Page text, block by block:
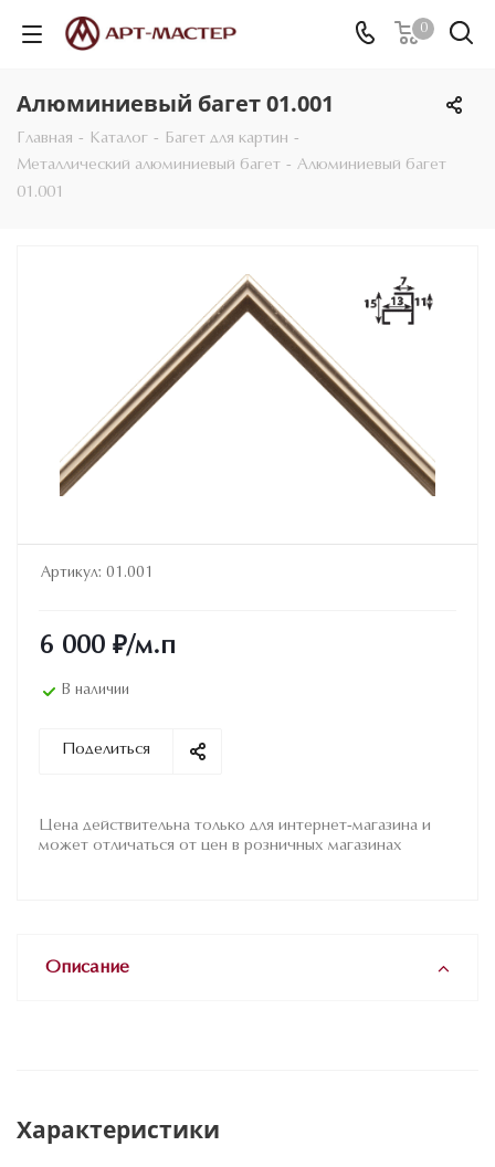
0
Алюминиевый багет 01.001
Главная - Каталог - Багет для картин -
Металлический алюминиевый багет - Алюминиевый багет
01.001
Артикул: 01.001
6 000 ₽/м.п
В наличии
Поделиться
Цена действительна только для интернет-магазина и
может отличаться от цен в розничных магазинах
Описание
Характеристики